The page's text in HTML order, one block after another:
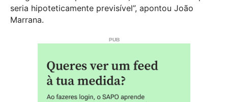
seria hipoteticamente previsível”, apontou João
Marrana.